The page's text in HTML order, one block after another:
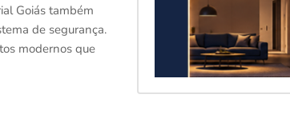
Goiás também
de segurança.
modernos que